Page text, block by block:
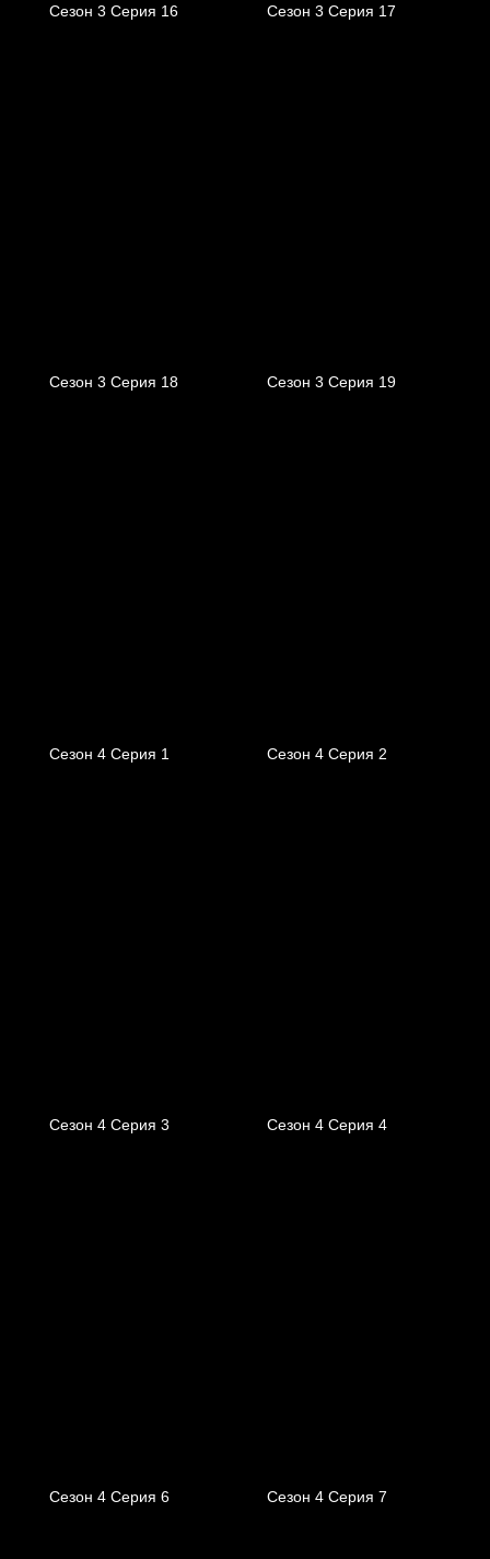
Сезон 3 Серия 16 Сезон 3 Серия 17
Сезон 3 Серия 18 Сезон 3 Серия 19
Сезон 4 Серия 1 Сезон 4 Серия 2
Сезон 4 Серия 3 Сезон 4 Серия 4
Сезон 4 Серия 6 Сезон 4 Серия 7